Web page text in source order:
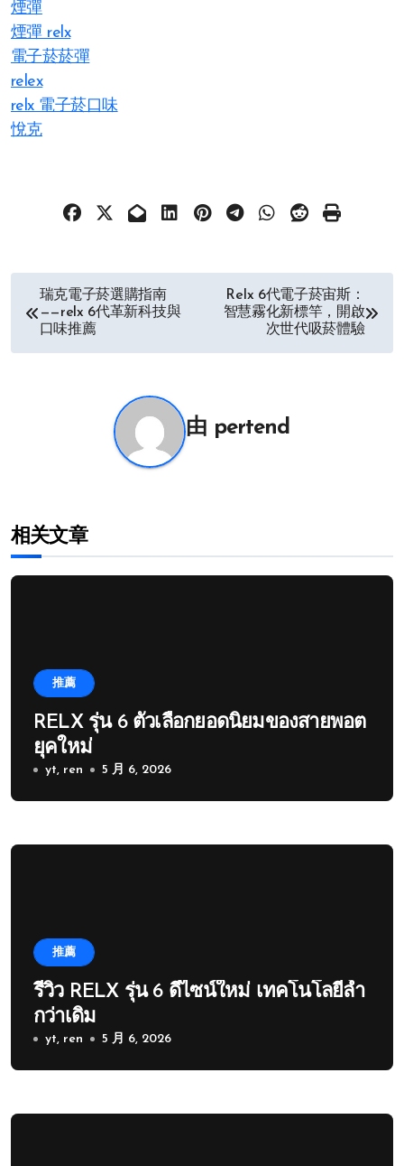
煙彈
煙彈 relx
電子菸菸彈
relex
relx 電子菸口味
悅克
瑞克電子菸選購指南
——relx 6代革新科技與
口味推薦
Relx 6代電子菸宙斯：
智慧霧化新標竿，開啟
次世代吸菸體驗
由 pertend
相关文章
推薦
RELX รุ่น 6 ตัวเลือกยอดนิยมของสายพอต
ยุคใหม่
yt, ren 5 月 6, 2026
推薦
รีวิว RELX รุ่น 6 ดีไซน์ใหม่ เทคโนโลยีล้ำ
กว่าเดิม
yt, ren 5 月 6, 2026